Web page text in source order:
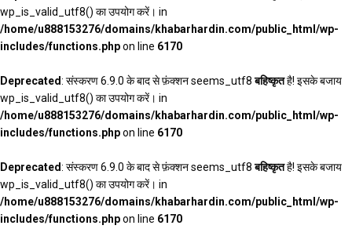
wp_is_valid_utf8() का उपयोग करें। in
/home/u888153276/domains/khabarhardin.com/public_html/wp-
includes/functions.phpon line 6170
Deprecated: संस्करण 6.9.0 के बाद से फ़ंक्शन seems_utf8बहिष्कृतहै! इसके बजाय
wp_is_valid_utf8() का उपयोग करें। in
/home/u888153276/domains/khabarhardin.com/public_html/wp-
includes/functions.phpon line 6170
Deprecated: संस्करण 6.9.0 के बाद से फ़ंक्शन seems_utf8बहिष्कृतहै! इसके बजाय
wp_is_valid_utf8() का उपयोग करें। in
/home/u888153276/domains/khabarhardin.com/public_html/wp-
includes/functions.phpon line 6170